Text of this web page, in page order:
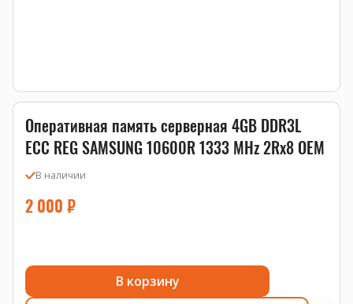
Оперативная память серверная 4GB DDR3L
ECC REG SAMSUNG 10600R 1333 MHz 2Rx8 OEM
В наличии
2 000 ₽
В корзину